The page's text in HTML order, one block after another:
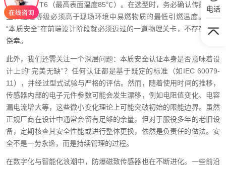
135℃）、T6（最高表面温度85℃）。在选型时，务必确认传感器的
工作温度等级必须高于现场环境中易燃物质的最低引燃温度。这是
“本质安全”在前端设计阶段就必须迈过的一道物理关卡，不存在任何
侥幸。
此外，我们还需关注一个深层问题：本质安全认证本身是否意味着设
计上的“完美无缺”？任何认证都是基于既定的标准（如IEC 60079-
11），并经过型式试验与严格的评估。然而，随着使用时间的推移，
传感器内部的电子元件参数可能会发生漂移，例如电阻值变化、电容
漏电流增大等，这些微小变化理论上可能突破初始的限能边界。虽然
正规厂商在设计中通常会留有足够的余量，但对于服役多年的老旧设
备，定期核查其安全性能或进行整体更换，依然是负责任的做法。安
全不是一劳永逸，而是持续管理的过程。
在数字化与智能化浪潮中，防爆磁致传感器也在不断进化。一些前沿
电话